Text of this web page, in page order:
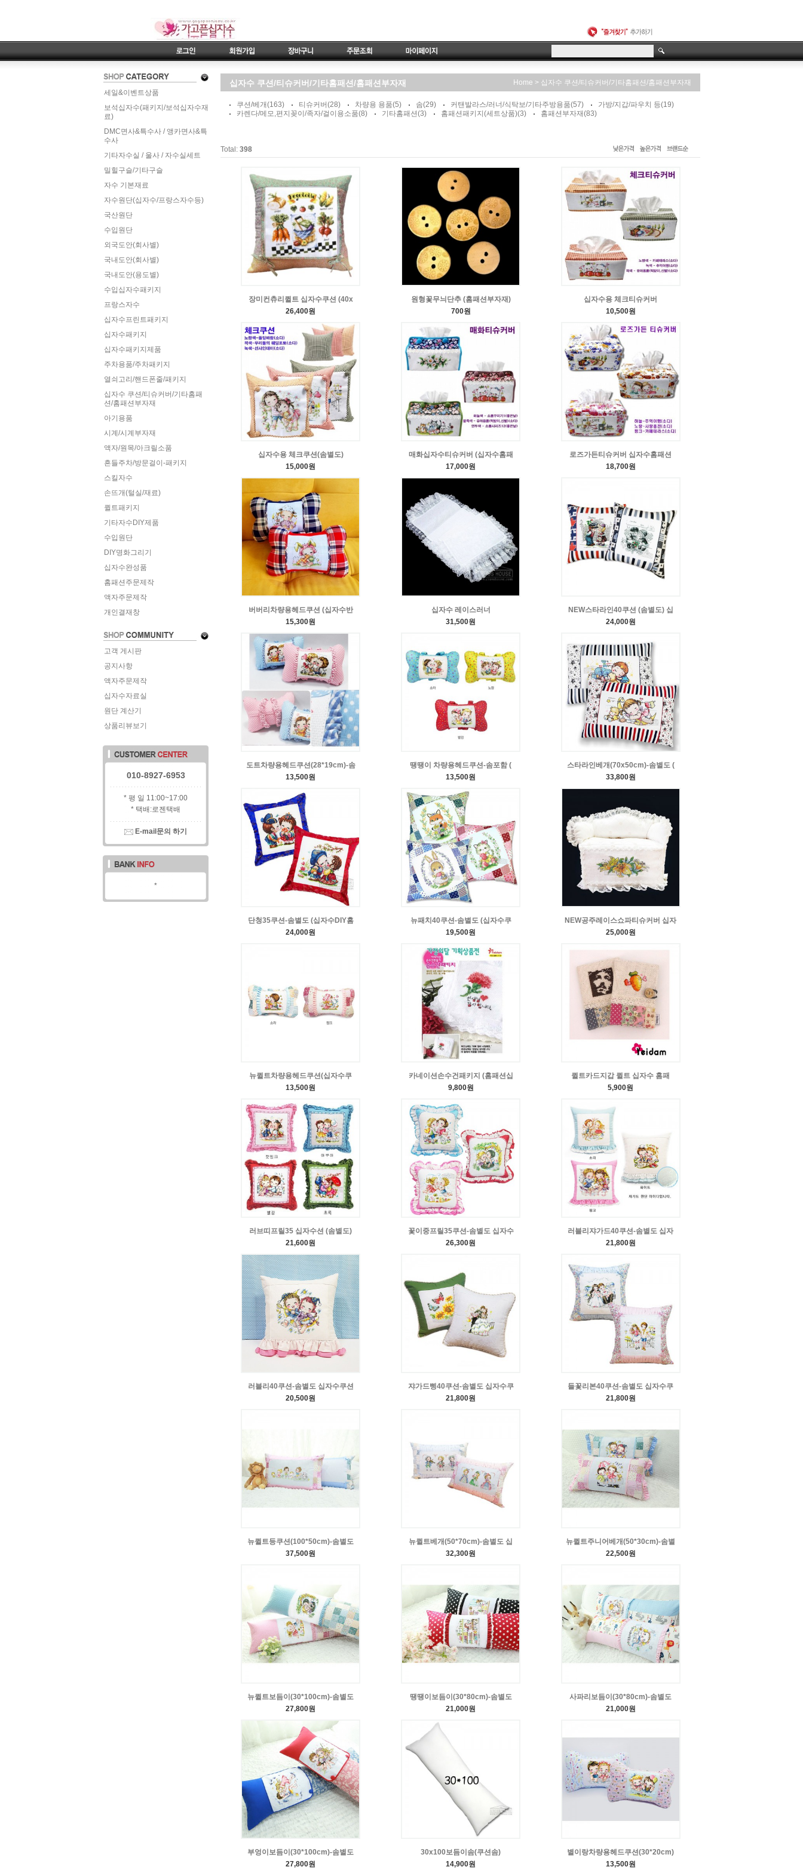
세일&이벤트상품
보석십자수(패키지/보석십자수재
료)
DMC면사&특수사 / 앵카면사&특
수사
기타자수실 / 울사 / 자수실세트
밀힐구슬/기타구슬
자수 기본재료
자수원단(십자수/프랑스자수등)
국산원단
수입원단
외국도안(회사별)
국내도안(회사별)
국내도안(용도별)
수입십자수패키지
프랑스자수
십자수프린트패키지
십자수패키지
십자수패키지제품
주차용품/주차패키지
열쇠고리/핸드폰줄/패키지
십자수 쿠션/티슈커버/기타홈패
션/홈패션부자재
아기용품
시계/시계부자재
액자/원목/아크릴소품
흔들주차/방문걸이-패키지
스킬자수
손뜨개(털실/재료)
퀼트패키지
기타자수DIY제품
수입원단
DIY명화그리기
십자수완성품
홈패션주문제작
액자주문제작
개인결재창
고객 게시판
공지사항
액자주문제작
십자수자료실
원단 계산기
상품리뷰보기
010-8927-6953
* 평 일 11:00~17:00
* 택배:로젠택배
E-mail문의 하기
*
십자수 쿠션/티슈커버/기타홈패션/홈패션부자재 Home > 십자수 쿠션/티슈커버/기타홈패션/홈패션부자재
쿠션/베개(163) 티슈커버(28) 차량용 용품(5) 솜(29) 커탠발라스/러너/식탁보/기타주방용품(57) 가방/지갑/파우치 등(19)
카렌다/메모,편지꽂이/족자/걸이용소품(8) 기타홈패션(3) 홈패션패키지(세트상품)(3) 홈패션부자재(83)
Total: 398
장미컨츄리퀼트 십자수쿠션 (40x
26,400원
원형꽃무늬단추 (홈패션부자재)
700원
십자수용 체크티슈커버
10,500원
십자수용 체크쿠션(솜별도)
15,000원
매화십자수티슈커버 (십자수홈패
17,000원
로즈가든티슈커버 십자수홈패션
18,700원
버버리차량용헤드쿠션 (십자수반
15,300원
십자수 레이스러너
31,500원
NEW스타라인40쿠션 (솜별도) 십
24,000원
도트차량용헤드쿠션(28*19cm)-솜
13,500원
땡땡이 차량용헤드쿠션-솜포함 (
13,500원
스타라인베개(70x50cm)-솜별도 (
33,800원
단청35쿠션-솜별도 (십자수DIY홈
24,000원
뉴패치40쿠션-솜별도 (십자수쿠
19,500원
NEW공주레이스쇼파티슈커버 십자
25,000원
뉴퀼트차량용헤드쿠션(십자수쿠
13,500원
카네이션손수건패키지 (홈패션십
9,800원
퀼트카드지갑 퀼트 십자수 홈패
5,900원
러브띠프릴35 십자수션 (솜별도)
21,600원
꽃이중프릴35쿠션-솜별도 십자수
26,300원
러블리쟈가드40쿠션-솜별도 십자
21,800원
러블리40쿠션-솜별도 십자수쿠션
20,500원
쟈가드삥40쿠션-솜별도 십자수쿠
21,800원
들꽃리본40쿠션-솜별도 십자수쿠
21,800원
뉴퀼트등쿠션(100*50cm)-솜별도
37,500원
뉴퀼트베개(50*70cm)-솜별도 십
32,300원
뉴퀼트주니어베개(50*30cm)-솜별
22,500원
뉴퀼트보듬이(30*100cm)-솜별도
27,800원
땡땡이보듬이(30*80cm)-솜별도
21,000원
사파리보듬이(30*80cm)-솜별도
21,000원
부엉이보듬이(30*100cm)-솜별도
27,800원
30x100보듬이솜(쿠션솜)
14,900원
별이랑차량용헤드쿠션(30*20cm)
13,500원